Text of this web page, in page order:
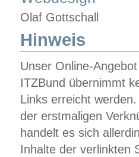
Olaf Gottschall
Hinweis
Unser Online-
ITZBund übernimmt
Links erreicht
der erstmaligen
handelt es sich
Inhalte der verlinkten